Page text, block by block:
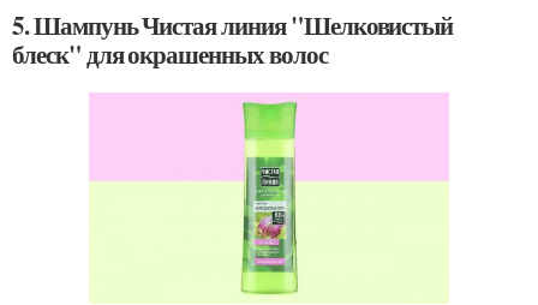
5. Шампунь Чистая линия "Шелковистый
блеск" для окрашенных волос